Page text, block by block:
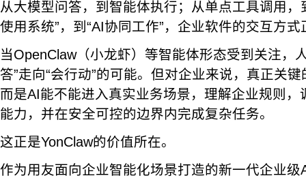
从大模型问答，到智能体执行；从单点工具调用，
使用系统”，到“AI协同工作”，企业软件的交互方
当OpenClaw（小龙虾）等智能体形态受到关注，
答”走向“会行动”的可能。但对企业来说，真正关
而是AI能不能进入真实业务场景，理解企业规则，
能力，并在安全可控的边界内完成复杂任务。
这正是YonClaw的价值所在。
作为用友面向企业智能化场景打造的新一代企业级